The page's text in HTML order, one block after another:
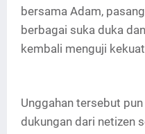
bersama Adam,
berbagai suka duka
kembali menguji
Unggahan tersebut
dukungan dari netizen